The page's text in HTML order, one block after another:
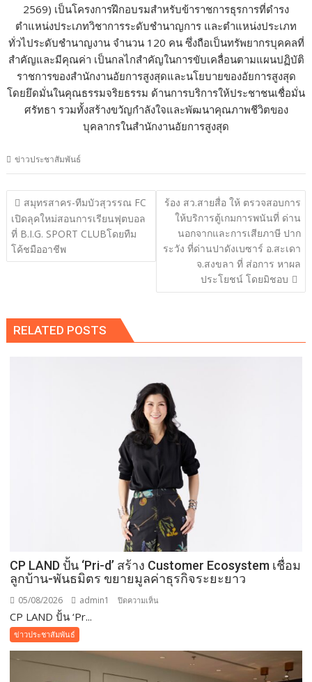
2569) เป็นโครงการฝึกอบรมสำหรับข้าราชการธุรการที่ดำรง
ตำแหน่งประเภทวิชาการระดับชำนาญการ และตำแหน่งประเภท
ทั่วไประดับชำนาญงาน จำนวน 120 คน ซึ่งถือเป็นทรัพยากรบุคคลที่
สำคัญและมีคุณค่า เป็นกลไกสำคัญในการขับเคลื่อนตามแผนปฏิบัติ
ราชการของสำนักงานอัยการสูงสุดและนโยบายของอัยการสูงสุด
โดยยึดมั่นในคุณธรรมจริยธรรม ด้านการบริการให้ประชาชนเชื่อมั่น
ศรัทธา รวมทั้งสร้างขวัญกำลังใจและพัฒนาคุณภาพชีวิตของ
บุคลากรในสำนักงานอัยการสูงสุด
ข่าวประชาสัมพันธ์
แนะแนว
เรื่อง
สมุทรสาคร-ทีมบัวสุวรรณ FC
เปิดลุคใหม่สอนการเรียนฟุตบอล
ที่ B.I.G. SPORT CLUBโดยทืม
โค้ชมืออาชีพ
ร้อง สว.สายสื่อ ให้ ตรวจสอบการ
ให้บริการตู้เกมการพนันที่ ด่าน
นอกจากและการเสียภาษี ปาก
ระวัง ที่ด่านปาดังเบซาร์ อ.สะเดา
จ.สงขลา ที่ ส่อการ หาผล
ประโยชน์ โดยมิชอบ
RELATED POSTS
CP LAND ปั้น ‘Pri-d’ สร้าง Customer Ecosystem เชื่อม
ลูกบ้าน-พันธมิตร ขยายมูลค่าธุรกิจระยะยาว
05/08/2026 admin1 ปิดความเห็น
‘Pri-
CP LAND ปั้น ‘Pr...
ข่าวประชาสัมพันธ์